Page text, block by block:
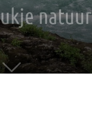
natuur